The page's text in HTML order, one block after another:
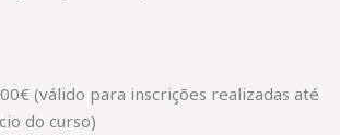
(válido para inscrições realizadas até
do curso)